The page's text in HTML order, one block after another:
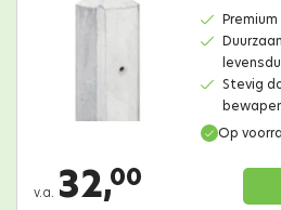
Op
Stevig
v.a. 32,00